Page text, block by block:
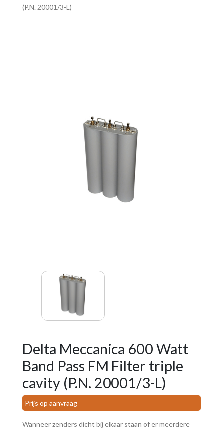
(P.N. 20001/3-L)
Delta Meccanica 600 Watt
Band Pass FM Filter triple
cavity (P.N. 20001/3-L)
Prijs op aanvraag
Wanneer zenders dicht bij elkaar staan of er meerdere